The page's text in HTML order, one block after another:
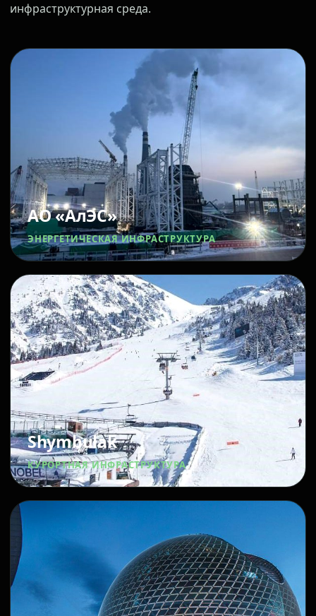
инфраструктурная среда.
АО «АлЭС»
ЭНЕРГЕТИЧЕСКАЯ ИНФРАСТРУКТУРА
Shymbulak
КУРОРТНАЯ ИНФРАСТРУКТУРА